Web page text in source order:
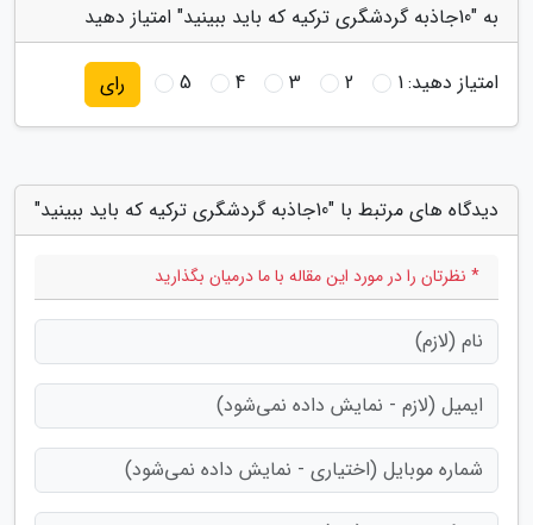
به "10جاذبه گردشگری ترکیه که باید ببینید" امتیاز دهید
امتیاز دهید:1
2
3
4
5 رای
دیدگاه های مرتبط با "10جاذبه گردشگری ترکیه که باید ببینید"
* نظرتان را در مورد این مقاله با ما درمیان بگذارید